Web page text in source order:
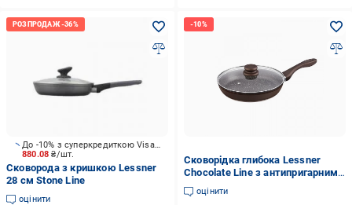
880.08₴/шт.
До -10% з суперкредиткою Visa Вигода
Сковорода з кришкою Lessner
28 см Stone Line
оцінити
Сковорідка глибока Lessner
Chocolate Line з антипригарним
покриттям 28 см (88364-28)
оцінити